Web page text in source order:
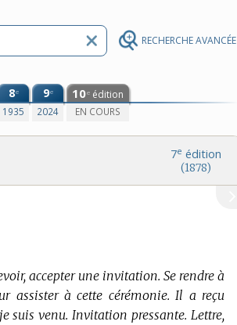
RECHERCHE AVANCÉE
8e
1935
9e
2024
10e édition
EN COURS
7e édition
(1878)
accepter une invitation. Se rendre à
assister à cette cérémonie. Il a reçu
suis venu. Invitation pressante. Lettre,